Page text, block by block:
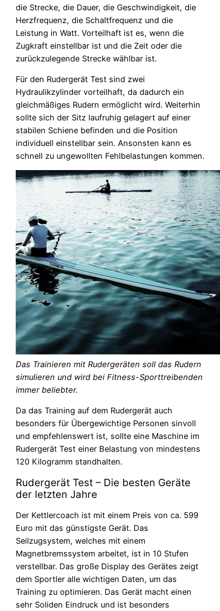
die Strecke, die Dauer, die Geschwindigkeit, die
Herzfrequenz, die Schaltfrequenz und die
Leistung in Watt. Vorteilhaft ist es, wenn die
Zugkraft einstellbar ist und die Zeit oder die
zurückzulegende Strecke wählbar ist.
Für den Rudergerät Test sind zwei
Hydraulikzylinder vorteilhaft, da dadurch ein
gleichmäßiges Rudern ermöglicht wird. Weiterhin
sollte sich der Sitz laufruhig gelagert auf einer
stabilen Schiene befinden und die Position
individuell einstellbar sein. Ansonsten kann es
schnell zu ungewollten Fehlbelastungen kommen.
Das Trainieren mit Rudergeräten soll das Rudern
simulieren und wird bei Fitness-Sporttreibenden
immer beliebter.
Da das Training auf dem Rudergerät auch
besonders für Übergewichtige Personen sinvoll
und empfehlenswert ist, sollte eine Maschine im
Rudergerät Test einer Belastung von mindestens
120 Kilogramm standhalten.
Rudergerät Test – Die besten Geräte
der letzten Jahre
Der Kettlercoach ist mit einem Preis von ca. 599
Euro mit das günstigste Gerät. Das
Seilzugsystem, welches mit einem
Magnetbremssystem arbeitet, ist in 10 Stufen
verstellbar. Das große Display des Gerätes zeigt
dem Sportler alle wichtigen Daten, um das
Training zu optimieren. Das Gerät macht einen
sehr Soliden Eindruck und ist besonders